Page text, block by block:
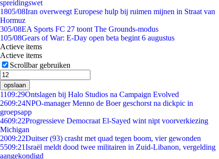
spreidingswet
1805/08Iran overweegt Europese hulp bij ruimen mijnen in Straat van
Hormuz
305/08EA Sports FC 27 toont The Grounds-modus
105/08Gears of War: E-Day open beta begint 6 augustus
Actieve items
Actieve items
Scrollbar gebruiken
opslaan
1109:29Ontslagen bij Halo Studios na Campaign Evolved
2609:24NPO-manager Menno de Boer geschorst na dickpic in
groepsapp
4609:22Progressieve Democraat El-Sayed wint nipt voorverkiezing
Michigan
2009:22Duitser (93) crasht met quad tegen boom, vier gewonden
5509:21Israël meldt dood twee militairen in Zuid-Libanon, vergelding
aangekondigd